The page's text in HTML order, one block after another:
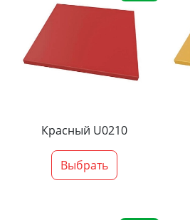
Красный U0210
Выбрать